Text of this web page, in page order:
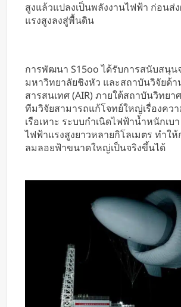
สูงแล้วแปลงเป็นพลังงานไฟฟ้า ก่อนส่ง
แรงสูงลงสู่พื้นดิน
การพัฒนา S15oo ได้รับการสนับสนุน
มหาวิทยาลัยชิงหัว และสถาบันวิจัยด้า
สารสนเทศ (AIR) ภายใต้สถาบันวิทยา
ทีมวิจัยสามารถแก้โจทย์ใหญ่เรื่องควา
เรือเหาะ ระบบกำเนิดไฟฟ้าน้ำหนักเบ
ไฟฟ้าแรงสูงยาวหลายกิโลเมตร ทำใ
ลมลอยฟ้าขนาดใหญ่เป็นจริงขึ้นได้